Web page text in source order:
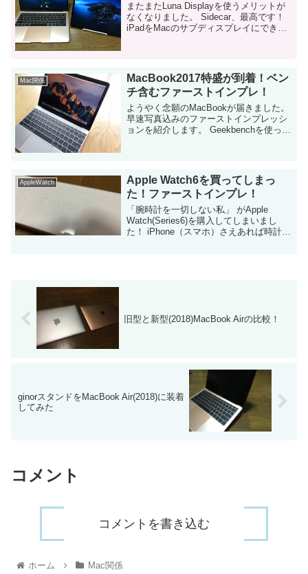
またまたLuna Displayを使うメリットが
なくなりました。 Sidecar、最高です！
iPadをMacのサブディスプレイにできる
Mac関係
MacBook2017特盛が到着！ベン
チ含むファーストインプレ！
ようやく念願のMacBookが届きました。
早速写真込みのファーストインプレッシ
ョンを紹介します。 Geekbenchを使った
AppleWatch
Apple Watch6を買ってしまっ
た！ファーストインプレ！
「腕時計を一切しない私」 がApple
Watch(Series6)を購入してしまいまし
た！ iPhone（スマホ）さえあれば時計な
旧型と新型(2018)MacBook Airの比較！
ginorスタンドをMacBook Air(2018)に装着
してみた
コメント
コメントを書き込む
ホーム Mac関係